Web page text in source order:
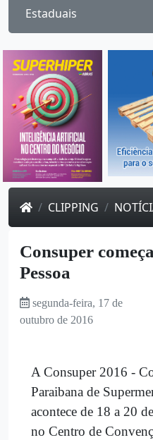
Estaduais
CLIPPING
Consuper
Pessoa
segunda-feira, 17 de
outubro de 2016
A Consuper 2016 -
Paraibana de
acontece de 18 a 20
no Centro de